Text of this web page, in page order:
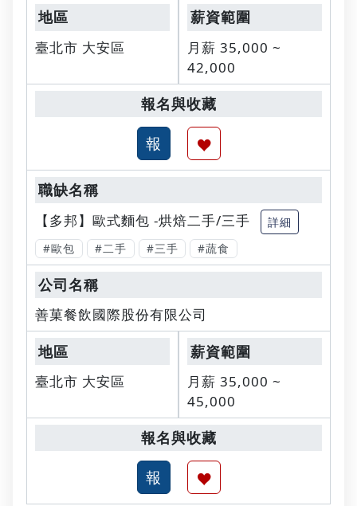
臺北市 大安區
月薪 35,000 ~
42,000
【多邦】歐式麵包 -烘焙二手/三手
詳細
#歐包
#二手 #三手 #蔬食
善菓餐飲國際股份有限公司
臺北市 大安區
月薪 35,000 ~
45,000